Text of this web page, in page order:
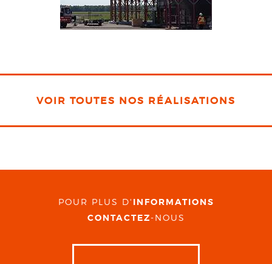
VOIR TOUTES NOS RÉALISATIONS
POUR PLUS D' INFORMATIONS
CONTACTEZ-NOUS